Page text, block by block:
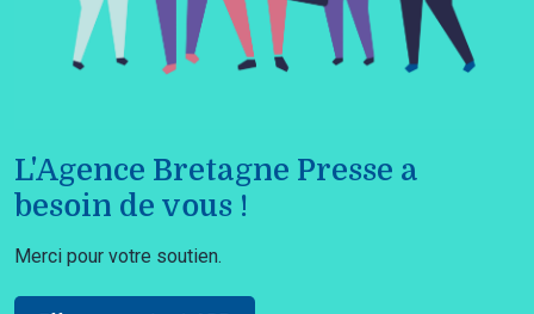
L'Agence Bretagne Presse a
besoin de vous !
Merci pour votre soutien.